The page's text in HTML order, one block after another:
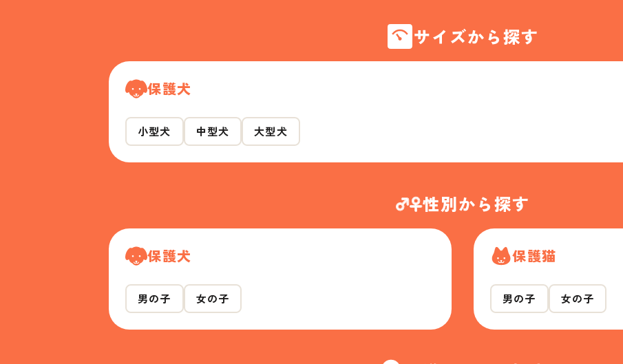
サイズから探す
保護犬
小型犬 中型犬 大型犬
性別から探す
保護犬
男の子 女の子
保護猫
男の子 女の子